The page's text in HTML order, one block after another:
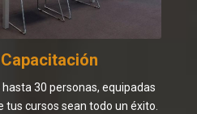
30 personas, equipadas
tus cursos sean todo un éxito.